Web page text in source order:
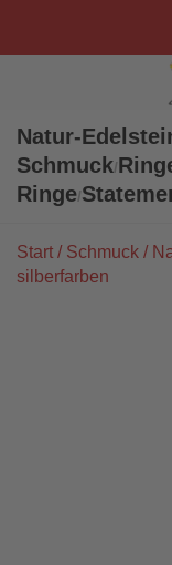
Natur-
Schmuck/
Ringe/
Start / Schmuck /
silberfarben